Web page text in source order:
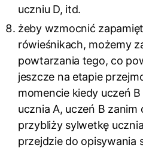
uczniu D, itd.
żeby wzmocnić
rówieśnikach, możemy
powtarzania tego, co
jeszcze na etapie
momencie kiedy uczeń
ucznia A, uczeń B zanim
przybliży sylwetkę
przejdzie do opisywania